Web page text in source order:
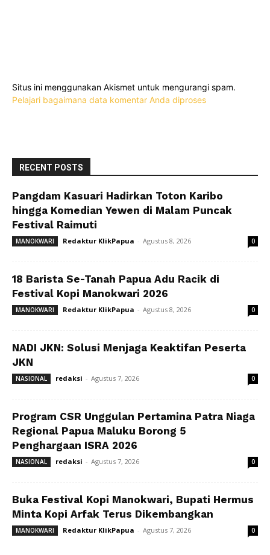
Situs ini menggunakan Akismet untuk mengurangi spam.
Pelajari bagaimana data komentar Anda diproses
RECENT POSTS
Pangdam Kasuari Hadirkan Toton Karibo
hingga Komedian Yewen di Malam Puncak
Festival Raimuti
MANOKWARI Redaktur KlikPapua - Agustus 8, 2026 0
18 Barista Se-Tanah Papua Adu Racik di
Festival Kopi Manokwari 2026
MANOKWARI Redaktur KlikPapua - Agustus 8, 2026 0
NADI JKN: Solusi Menjaga Keaktifan Peserta
JKN
NASIONAL redaksi - Agustus 7, 2026 0
Program CSR Unggulan Pertamina Patra Niaga
Regional Papua Maluku Borong 5
Penghargaan ISRA 2026
NASIONAL redaksi - Agustus 7, 2026 0
Buka Festival Kopi Manokwari, Bupati Hermus
Minta Kopi Arfak Terus Dikembangkan
MANOKWARI Redaktur KlikPapua - Agustus 7, 2026 0